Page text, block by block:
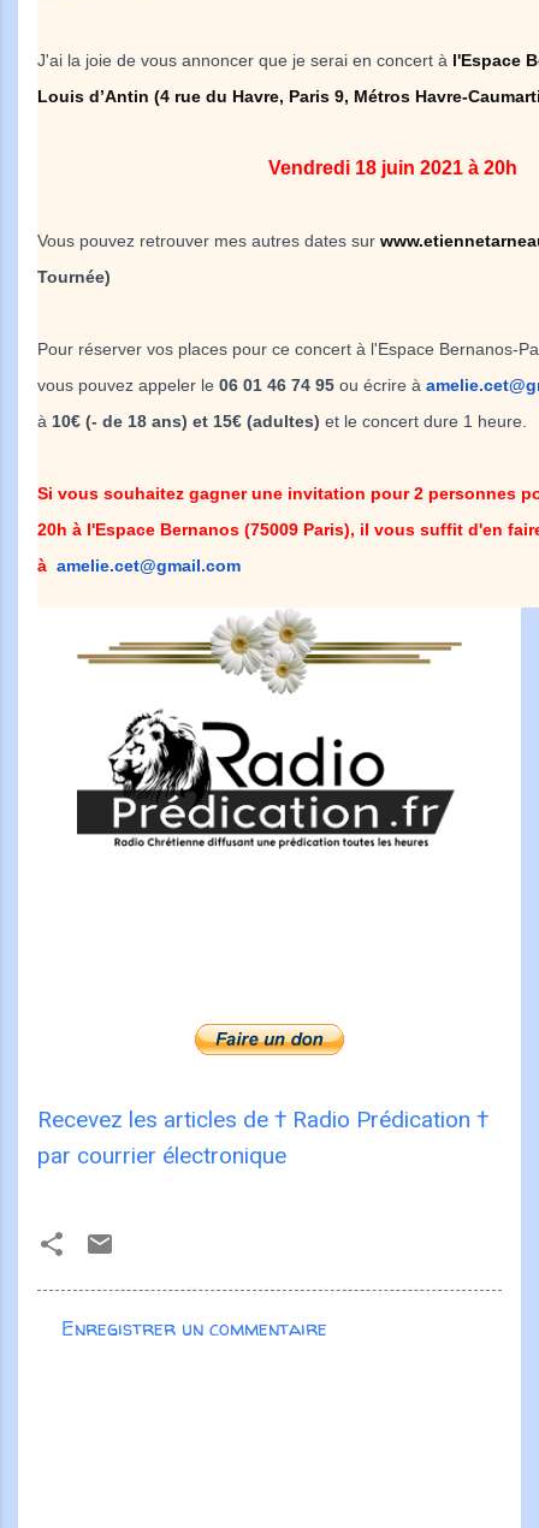
J'ai la joie de vous annoncer que je serai en concert à l'Espace
Louis d’Antin (4 rue du Havre, Paris 9, Métros Havre-
Vendredi 18 juin 2021 à 20h
Vous pouvez retrouver mes autres dates sur
Tournée)
Pour réserver vos places pour ce concert à l'Espace Bernanos-
vous pouvez appeler le 06 01 46 74 95 ou écrire à
à 10€ (- de 18 ans) et 15€ (adultes) et le concert dure 1 heure.
Si vous souhaitez gagner une invitation pour 2 personnes
20h à l'Espace Bernanos (75009 Paris), il vous suffit d'en
à amelie.cet@gmail.com
Recevez les articles de † Radio Prédication †
par courrier électronique
C
Enregistrer un commentaire